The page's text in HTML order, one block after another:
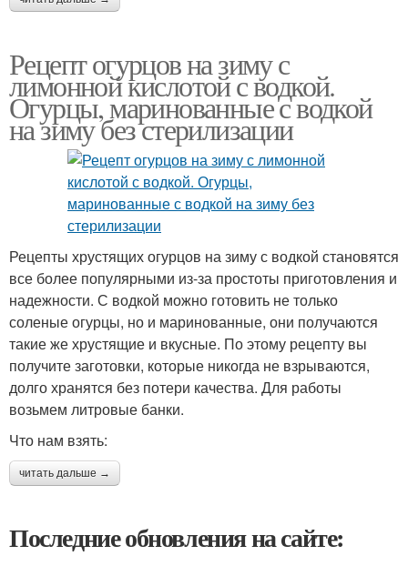
Рецепт огурцов на зиму с
лимонной кислотой с водкой.
Огурцы, маринованные с водкой
на зиму без стерилизации
Рецепты хрустящих огурцов на зиму с водкой становятся
все более популярными из-за простоты приготовления и
надежности. С водкой можно готовить не только
соленые огурцы, но и маринованные, они получаются
такие же хрустящие и вкусные. По этому рецепту вы
получите заготовки, которые никогда не взрываются,
долго хранятся без потери качества. Для работы
возьмем литровые банки.
Что нам взять:
читать дальше →
Последние обновления на сайте: